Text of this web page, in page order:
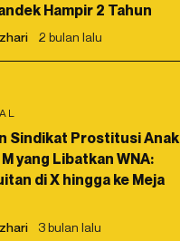
Hampir 2 Tahun
2 bulan lalu
Sindikat Prostitusi Anak
yang Libatkan WNA:
di X hingga ke Meja
3 bulan lalu